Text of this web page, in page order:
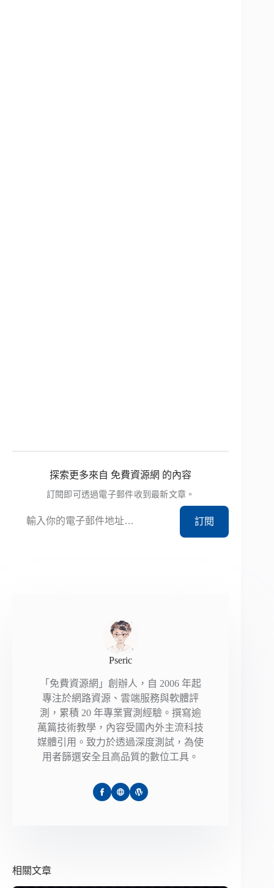
探索更多來自 免費資源網 的內容
訂閱即可透過電子郵件收到最新文章。
訂閱
Pseric
「免費資源網」創辦人，自 2006 年起
專注於網路資源、雲端服務與軟體評
測，累積 20 年專業實測經驗。撰寫逾
萬篇技術教學，內容受國內外主流科技
媒體引用。致力於透過深度測試，為使
用者篩選安全且高品質的數位工具。
相關文章